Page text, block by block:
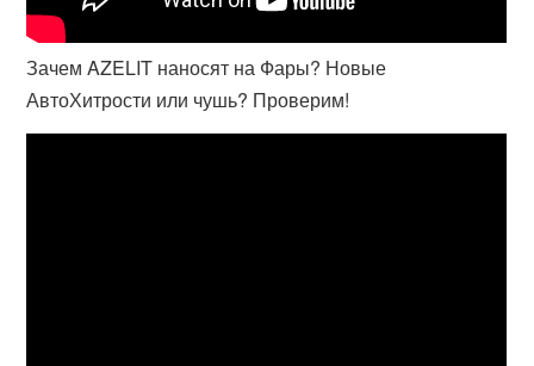
Зачем AZELIT наносят на Фары? Новые
АвтоХитрости или чушь? Проверим!